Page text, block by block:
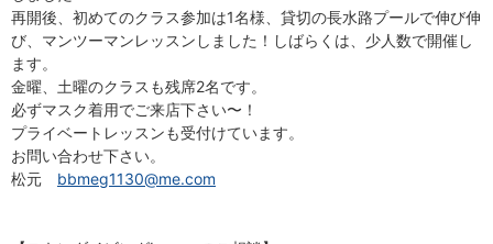
再開後、初めてのクラス参加は1名様、貸切の長水路プールで伸び伸
び、マンツーマンレッスンしました！しばらくは、少人数で開催し
ます。
金曜、土曜のクラスも残席2名です。
必ずマスク着用でご来店下さい〜！
プライベートレッスンも受付けています。
お問い合わせ下さい。
松元 bbmeg1130@me.com